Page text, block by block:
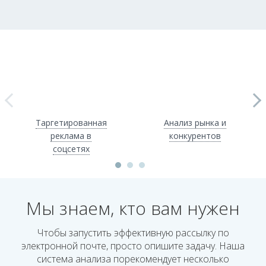
Таргетированная
реклама в
соцсетях
Анализ рынка и
конкурентов
Мы знаем, кто вам нужен
Чтобы запустить эффективную рассылку по
электронной почте, просто опишите задачу. Наша
система анализа порекомендует несколько